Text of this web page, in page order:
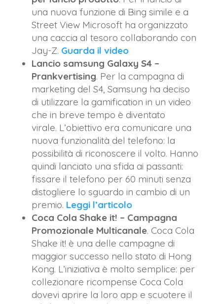
una nuova funzione di Bing simile e a
Street View Microsoft ha organizzato
una caccia al tesoro collaborando con
Jay-Z. Guarda il video
Lancio samsung Galaxy S4 –
Prankvertising. Per la campagna di
marketing del S4, Samsung ha deciso
di utilizzare la gamification in un video
che in breve tempo è diventato
virale. L’obiettivo era comunicare una
nuova funzionalità del telefono: la
possibilità di riconoscere il volto. Hanno
quindi lanciato una sfida ai passanti:
fissare il telefono per 60 minuti senza
distogliere lo sguardo in cambio di un
premio. Leggi l’articolo
Coca Cola Shake it! – Campagna
Promozionale Multicanale. Coca Cola
Shake it! è una delle campagne di
maggior successo nello stato di Hong
Kong. L’iniziativa è molto semplice: per
collezionare ricompense Coca Cola
dovevi aprire la loro app e scuotere il